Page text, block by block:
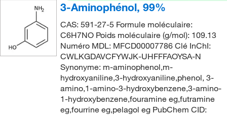
3-Aminophénol, 99%
CAS: 591-27-5 Formule moléculaire:
C6H7NO Poids moléculaire (g/mol): 109.13
Numéro MDL: MFCD00007786 Clé InChI:
CWLKGDAVCFYWJK-UHFFFAOYSA-N
Synonyme: m-aminophenol,m-
hydroxyaniline,3-hydroxyaniline,phenol, 3-
amino,1-amino-3-hydroxybenzene,3-amino-
1-hydroxybenzene,fouramine eg,futramine
eg,fourrine eg,pelagol eg PubChem CID: